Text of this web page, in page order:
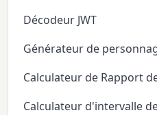
Décodeur JWT
Générateur de
Calculateur de Rapport
Calculateur d'intervalle